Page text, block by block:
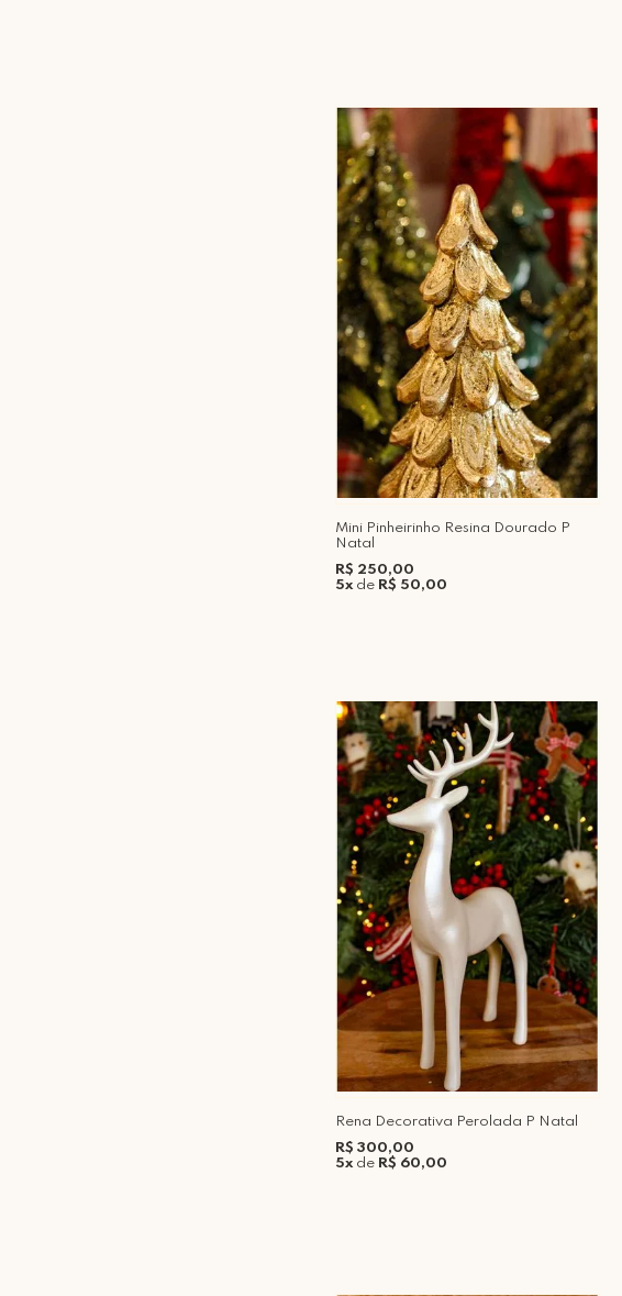
Mini Pinheirinho Resina Dourado P
Natal
R$ 250,00
5xde R$ 50,00
Rena Decorativa Perolada P Natal
R$ 300,00
5xde R$ 60,00